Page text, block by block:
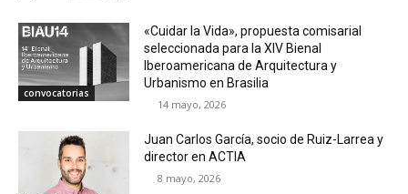
convocatorias
«Cuidar la Vida», propuesta comisarial
seleccionada para la XIV Bienal
Iberoamericana de Arquitectura y
Urbanismo en Brasilia
14 mayo, 2026
Juan Carlos García, socio de Ruiz-Larrea y
director en ACTIA
8 mayo, 2026